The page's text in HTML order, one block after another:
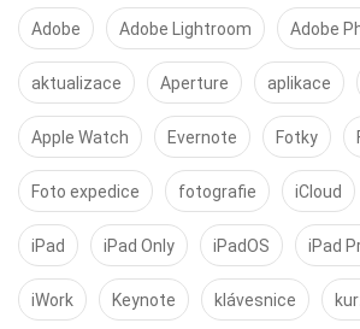
Adobe Adobe Lightroom Adobe
aktualizace Aperture aplikace
Apple Watch Evernote Fotky
Foto expedice fotografie iCloud
iPad iPad Only iPadOS iPad
iWork Keynote klávesnice